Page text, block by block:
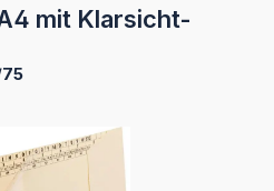
mit Klarsicht-